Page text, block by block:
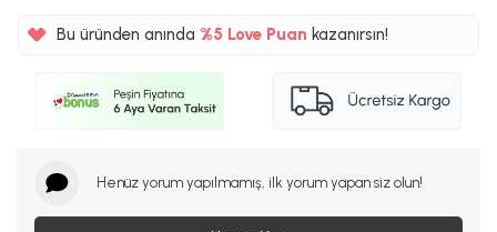
Bu üründen anında %5
%5
Love Puan kazanırsın!
Henüz yorum yapılmamış, ilk yorum yapan siz olun!